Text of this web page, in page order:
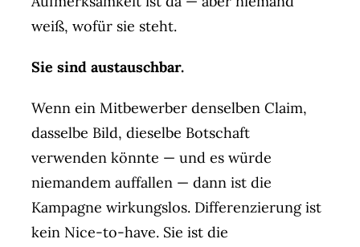
weiß, wofür sie steht.
Sie sind austauschbar.
Wenn ein Mitbewerber denselben Claim,
dasselbe Bild, dieselbe Botschaft
verwenden könnte — und es würde
niemandem auffallen — dann ist die
Kampagne wirkungslos. Differenzierung ist
kein Nice-to-have. Sie ist die